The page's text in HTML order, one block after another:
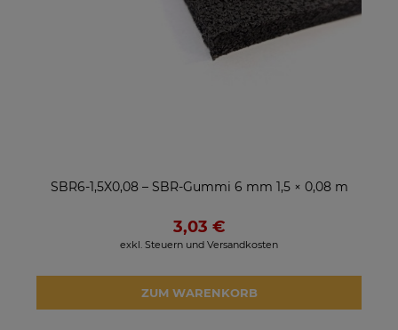
SBR6-1,5X0,08 – SBR-Gummi 6 mm 1,5 × 0,08 m
3,03 €
exkl. Steuern und Versandkosten
ZUM WARENKORB